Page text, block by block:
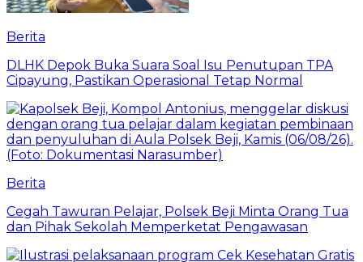
Berita
DLHK Depok Buka Suara Soal Isu Penutupan TPA
Cipayung, Pastikan Operasional Tetap Normal
Berita
Cegah Tawuran Pelajar, Polsek Beji Minta Orang Tua
dan Pihak Sekolah Memperketat Pengawasan